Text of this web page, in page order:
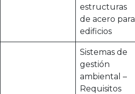
estructuras
de acero para
edificios
Sistemas de
gestión
ambiental –
Requisitos